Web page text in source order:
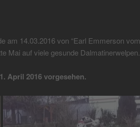
am 14.03.2016 von “Earl Emmerson vom
Mai auf viele gesunde Dalmatinerwelpen.
April 2016 vorgesehen.